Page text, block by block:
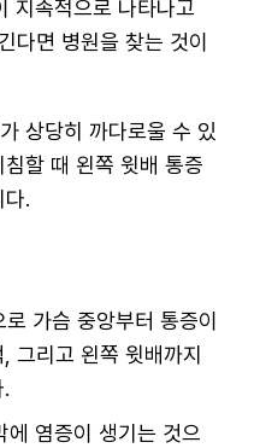
지속적으로 나타나고
다면 병원을 찾는 것이
상당히 까다로울 수 있
할 때 왼쪽 윗배 통증
.
로 가슴 중앙부터 통증이
그리고 왼쪽 윗배까지
에 염증이 생기는 것으